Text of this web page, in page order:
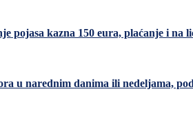
pojasa kazna 150 eura, plaćanje i na
u narednim danima ili nedeljama,